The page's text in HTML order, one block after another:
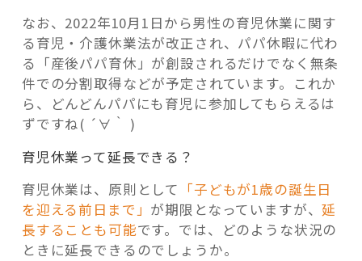
なお、2022年10月1日から男性の育児休業に関す
る育児・介護休業法が改正され、パパ休暇に代わ
る「産後パパ育休」が創設されるだけでなく無条
件での分割取得などが予定されています。これか
ら、どんどんパパにも育児に参加してもらえるは
ずですね( ´∀｀ )
育児休業って延長できる？
育児休業は、原則として 「子どもが1歳の誕生日
を迎える前日まで」 が期限となっていますが、延
長することも可能です。では、どのような状況の
ときに延長できるのでしょうか。